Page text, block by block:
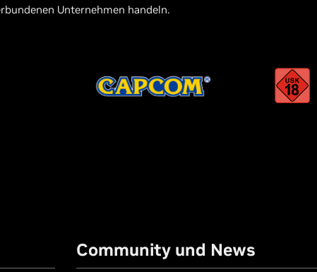
Unternehmen handeln.
Community und News